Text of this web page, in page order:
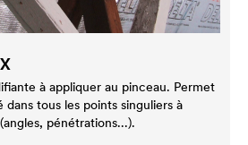
à appliquer au pinceau. Permet
tous les points singuliers à
pénétrations...).